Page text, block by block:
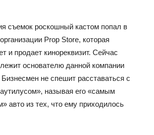
съемок роскошный кастом попал в
Prop Store, которая
и продает кинореквизит. Сейчас
основателю данной компании
не спешит расставаться с
называя его «самым
авто из тех, что ему приходилось